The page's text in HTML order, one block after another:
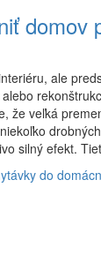
domov
ale
že veľká
silný efekt.
do